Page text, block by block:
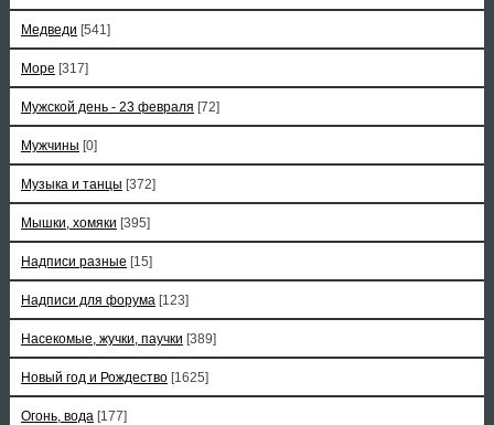
Медведи [541]
Море [317]
Мужской день - 23 февраля [72]
Мужчины [0]
Музыка и танцы [372]
Мышки, хомяки [395]
Надписи разные [15]
Надписи для форума [123]
Насекомые, жучки, паучки [389]
Новый год и Рождество [1625]
Огонь, вода [177]